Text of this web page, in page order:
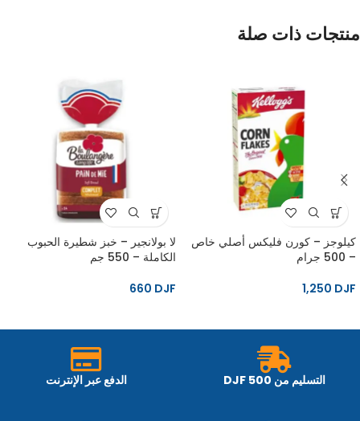
منتجات ذات صلة
كيلوجز – كورن فليكس أصلي خاص
– 500 جرام
1,250 DJF
لا بولانجير – خبز شطيرة الحبوب
الكاملة – 550 جم
660 DJF
التسليم من 500 DJF الدفع عبر الإنترنت